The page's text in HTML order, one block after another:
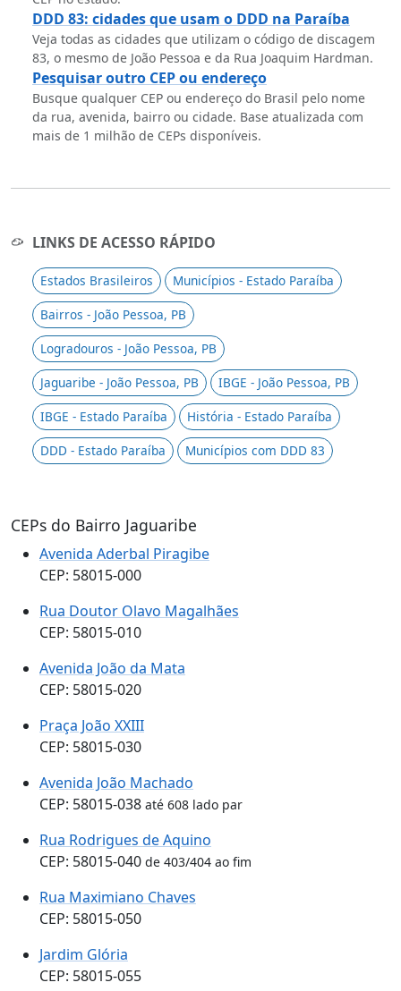
DDD 83: cidades que usam o DDD na Paraíba
Veja todas as cidades que utilizam o código de discagem
83, o mesmo de João Pessoa e da Rua Joaquim Hardman.
Pesquisar outro CEP ou endereço
Busque qualquer CEP ou endereço do Brasil pelo nome
da rua, avenida, bairro ou cidade. Base atualizada com
mais de 1 milhão de CEPs disponíveis.
LINKS DE ACESSO RÁPIDO
Estados Brasileiros
Municípios - Estado Paraíba
Bairros - João Pessoa, PB
Logradouros - João Pessoa, PB
Jaguaribe - João Pessoa, PB
IBGE - João Pessoa, PB
IBGE - Estado Paraíba
História - Estado Paraíba
DDD - Estado Paraíba
Municípios com DDD 83
CEPs do Bairro Jaguaribe
Avenida Aderbal Piragibe
CEP: 58015-000
Rua Doutor Olavo Magalhães
CEP: 58015-010
Avenida João da Mata
CEP: 58015-020
Praça João XXIII
CEP: 58015-030
Avenida João Machado
CEP: 58015-038 até 608 lado par
Rua Rodrigues de Aquino
CEP: 58015-040 de 403/404 ao fim
Rua Maximiano Chaves
CEP: 58015-050
Jardim Glória
CEP: 58015-055